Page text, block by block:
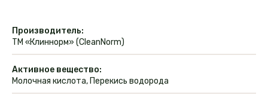
Производитель:
ТМ «Клиннорм» (CleanNorm)
Активное вещество:
Молочная кислота, Перекись водорода